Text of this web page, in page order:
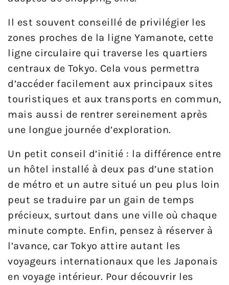
Il est souvent conseillé de privilégier les
zones proches de la ligne Yamanote, cette
ligne circulaire qui traverse les quartiers
centraux de Tokyo. Cela vous permettra
d’accéder facilement aux principaux sites
touristiques et aux transports en commun,
mais aussi de rentrer sereinement après
une longue journée d’exploration.
Un petit conseil d’initié : la différence entre
un hôtel installé à deux pas d’une station
de métro et un autre situé un peu plus loin
peut se traduire par un gain de temps
précieux, surtout dans une ville où chaque
minute compte. Enfin, pensez à réserver à
l’avance, car Tokyo attire autant les
voyageurs internationaux que les Japonais
en voyage intérieur. Pour découvrir les